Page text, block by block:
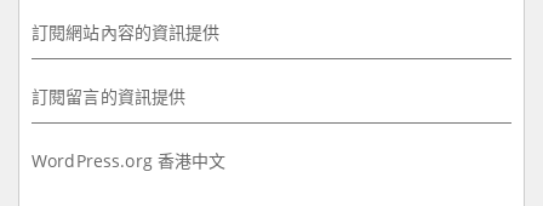
訂閱網站內容的資訊提供
訂閱留言的資訊提供
WordPress.org 香港中文